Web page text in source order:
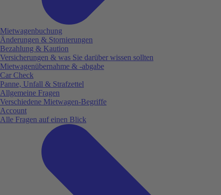
Mietwagenbuchung
Änderungen & Stornierungen
Bezahlung & Kaution
Versicherungen & was Sie darüber wissen sollten
Mietwagenübernahme & -abgabe
Car Check
Panne, Unfall & Strafzettel
Allgemeine Fragen
Verschiedene Mietwagen-Begriffe
Account
Alle Fragen auf einen Blick